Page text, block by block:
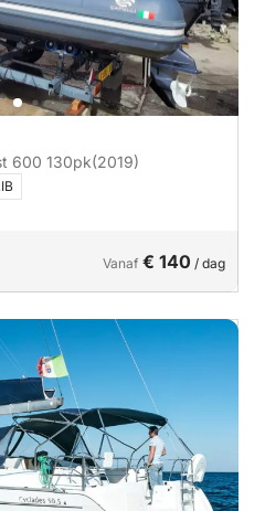
RIB Capelli Capelli Tempest 600 130pk(2019)
Vanaf € 140 / dag